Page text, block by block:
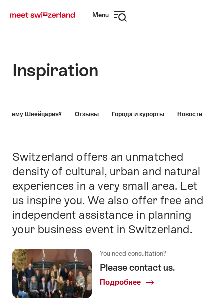
navigation
Menu
Inspiration
Почему Швейцария? Отзывы Города и курорты Новости
Intro
Switzerland offers an unmatched
density of cultural, urban and natural
experiences in a very small area. Let
us inspire you. We also offer free and
independent assistance in planning
your business event in Switzerland.
You need consultation?
Please contact us.
Подробнее